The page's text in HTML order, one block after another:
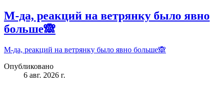
М-да, реакций на ветрянку было явно
больше🙈
М-да, реакций на ветрянку было явно больше🙈
Опубликовано
6 авг. 2026 г.